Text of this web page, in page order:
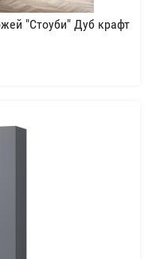
"Стоуби" Дуб крафт